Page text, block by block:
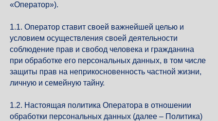
«Оператор»).
1.1. Оператор ставит своей важнейшей целью и
условием осуществления своей деятельности
соблюдение прав и свобод человека и гражданина
при обработке его персональных данных, в том числе
защиты прав на неприкосновенность частной жизни,
личную и семейную тайну.
1.2. Настоящая политика Оператора в отношении
обработки персональных данных (далее – Политика)